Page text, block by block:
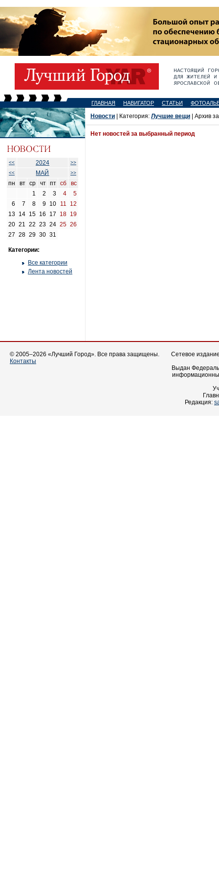
ГЛАВНАЯ НАВИГАТОР СТАТЬИ
<< 2024
>>
<<
МАЙ >>
пн вт ср чт пт сб
вс
1
2 3 4
5
6
7 8 9 10 11
12
13 14 15 16 17 18 19
20 21 22 23 24 25 26
27 28 29 30 31
Категории:
Все категории
Лента новостей
Новости | Категория: Лучшие вещи | Архив
Нет новостей за выбранный период
© 2005–2026 «Лучший Город». Все права защищены.
Контакты
Сетевое
Выдан
Редакция: